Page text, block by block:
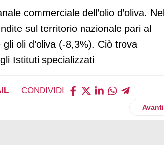
commerciale dell’olio d’oliva. Nel
sul territorio nazionale pari al
oli d’oliva (-8,3%). Ciò trova
Istituti specializzati
CONDIVIDI
nel 2012 Avanti